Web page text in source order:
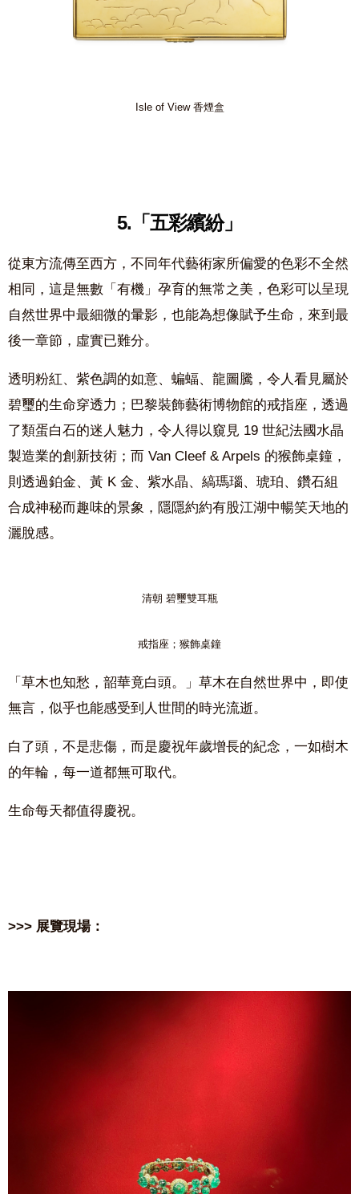
Isle of View 香煙盒
5.「五彩繽紛」
從東方流傳至西方，不同年代藝術家所偏愛的色彩不全然
相同，這是無數「有機」孕育的無常之美，色彩可以呈現
自然世界中最細微的暈影，也能為想像賦予生命，來到最
後一章節，虛實已難分。
透明粉紅、紫色調的如意、蝙蝠、龍圖騰，令人看見屬於
碧璽的生命穿透力； 巴黎裝飾藝術博物館的戒指座，透過
了類蛋白石的迷人魅力，令人得以窺見 19 世紀法國水晶
製造業的創新技術 ；而 Van Cleef & Arpels 的猴飾桌鐘，
則透過鉑金、黃 K 金、紫水晶、縞瑪瑙、琥珀、鑽石組
合成神秘而趣味的景象，隱隱約約有股江湖中暢笑天地的
灑脫感。
清朝 碧璽雙耳瓶
戒指座； 猴飾桌鐘
「草木也知愁，韶華竟白頭。」草木在自然世界中，即使
無言，似乎也能感受到人世間的時光流逝。
白了頭，不是悲傷，而是慶祝年歲增長的紀念，一如樹木
的年輪，每一道都無可取代。
生命每天都值得慶祝。
>>> 展覽現場：